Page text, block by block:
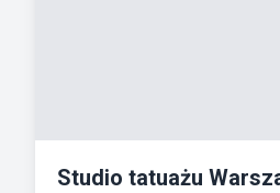
Studio tatuażu